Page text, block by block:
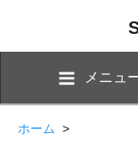
メニュ
ホーム >